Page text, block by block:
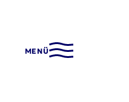
MENÜ